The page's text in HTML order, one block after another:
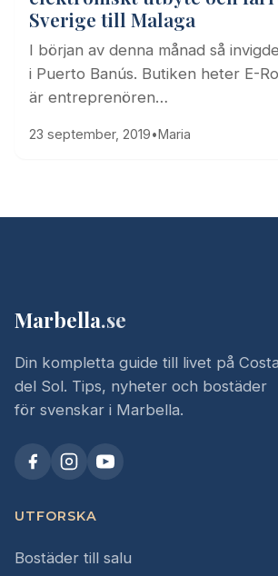
Sverige till Malaga
I början av denna månad så
i Puerto Banús. Butiken heter E-
är entreprenören…
23 september, 2019• Maria
Marbella.se
Din kompletta guide till livet på Costa
del Sol. Tips, nyheter och bostäder
för svenskar i Marbella.
UTFORSKA
Bostäder till salu